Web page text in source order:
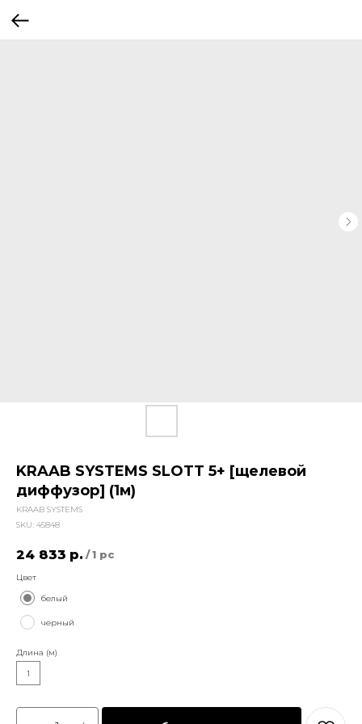
KRAAB SYSTEMS SLOTT 5+ [щелевой
диффузор] (1м)
KRAAB SYSTEMS
SKU: 45848
24 833 р. / 1 pc
Цвет
белый
черный
Длина (м)
1